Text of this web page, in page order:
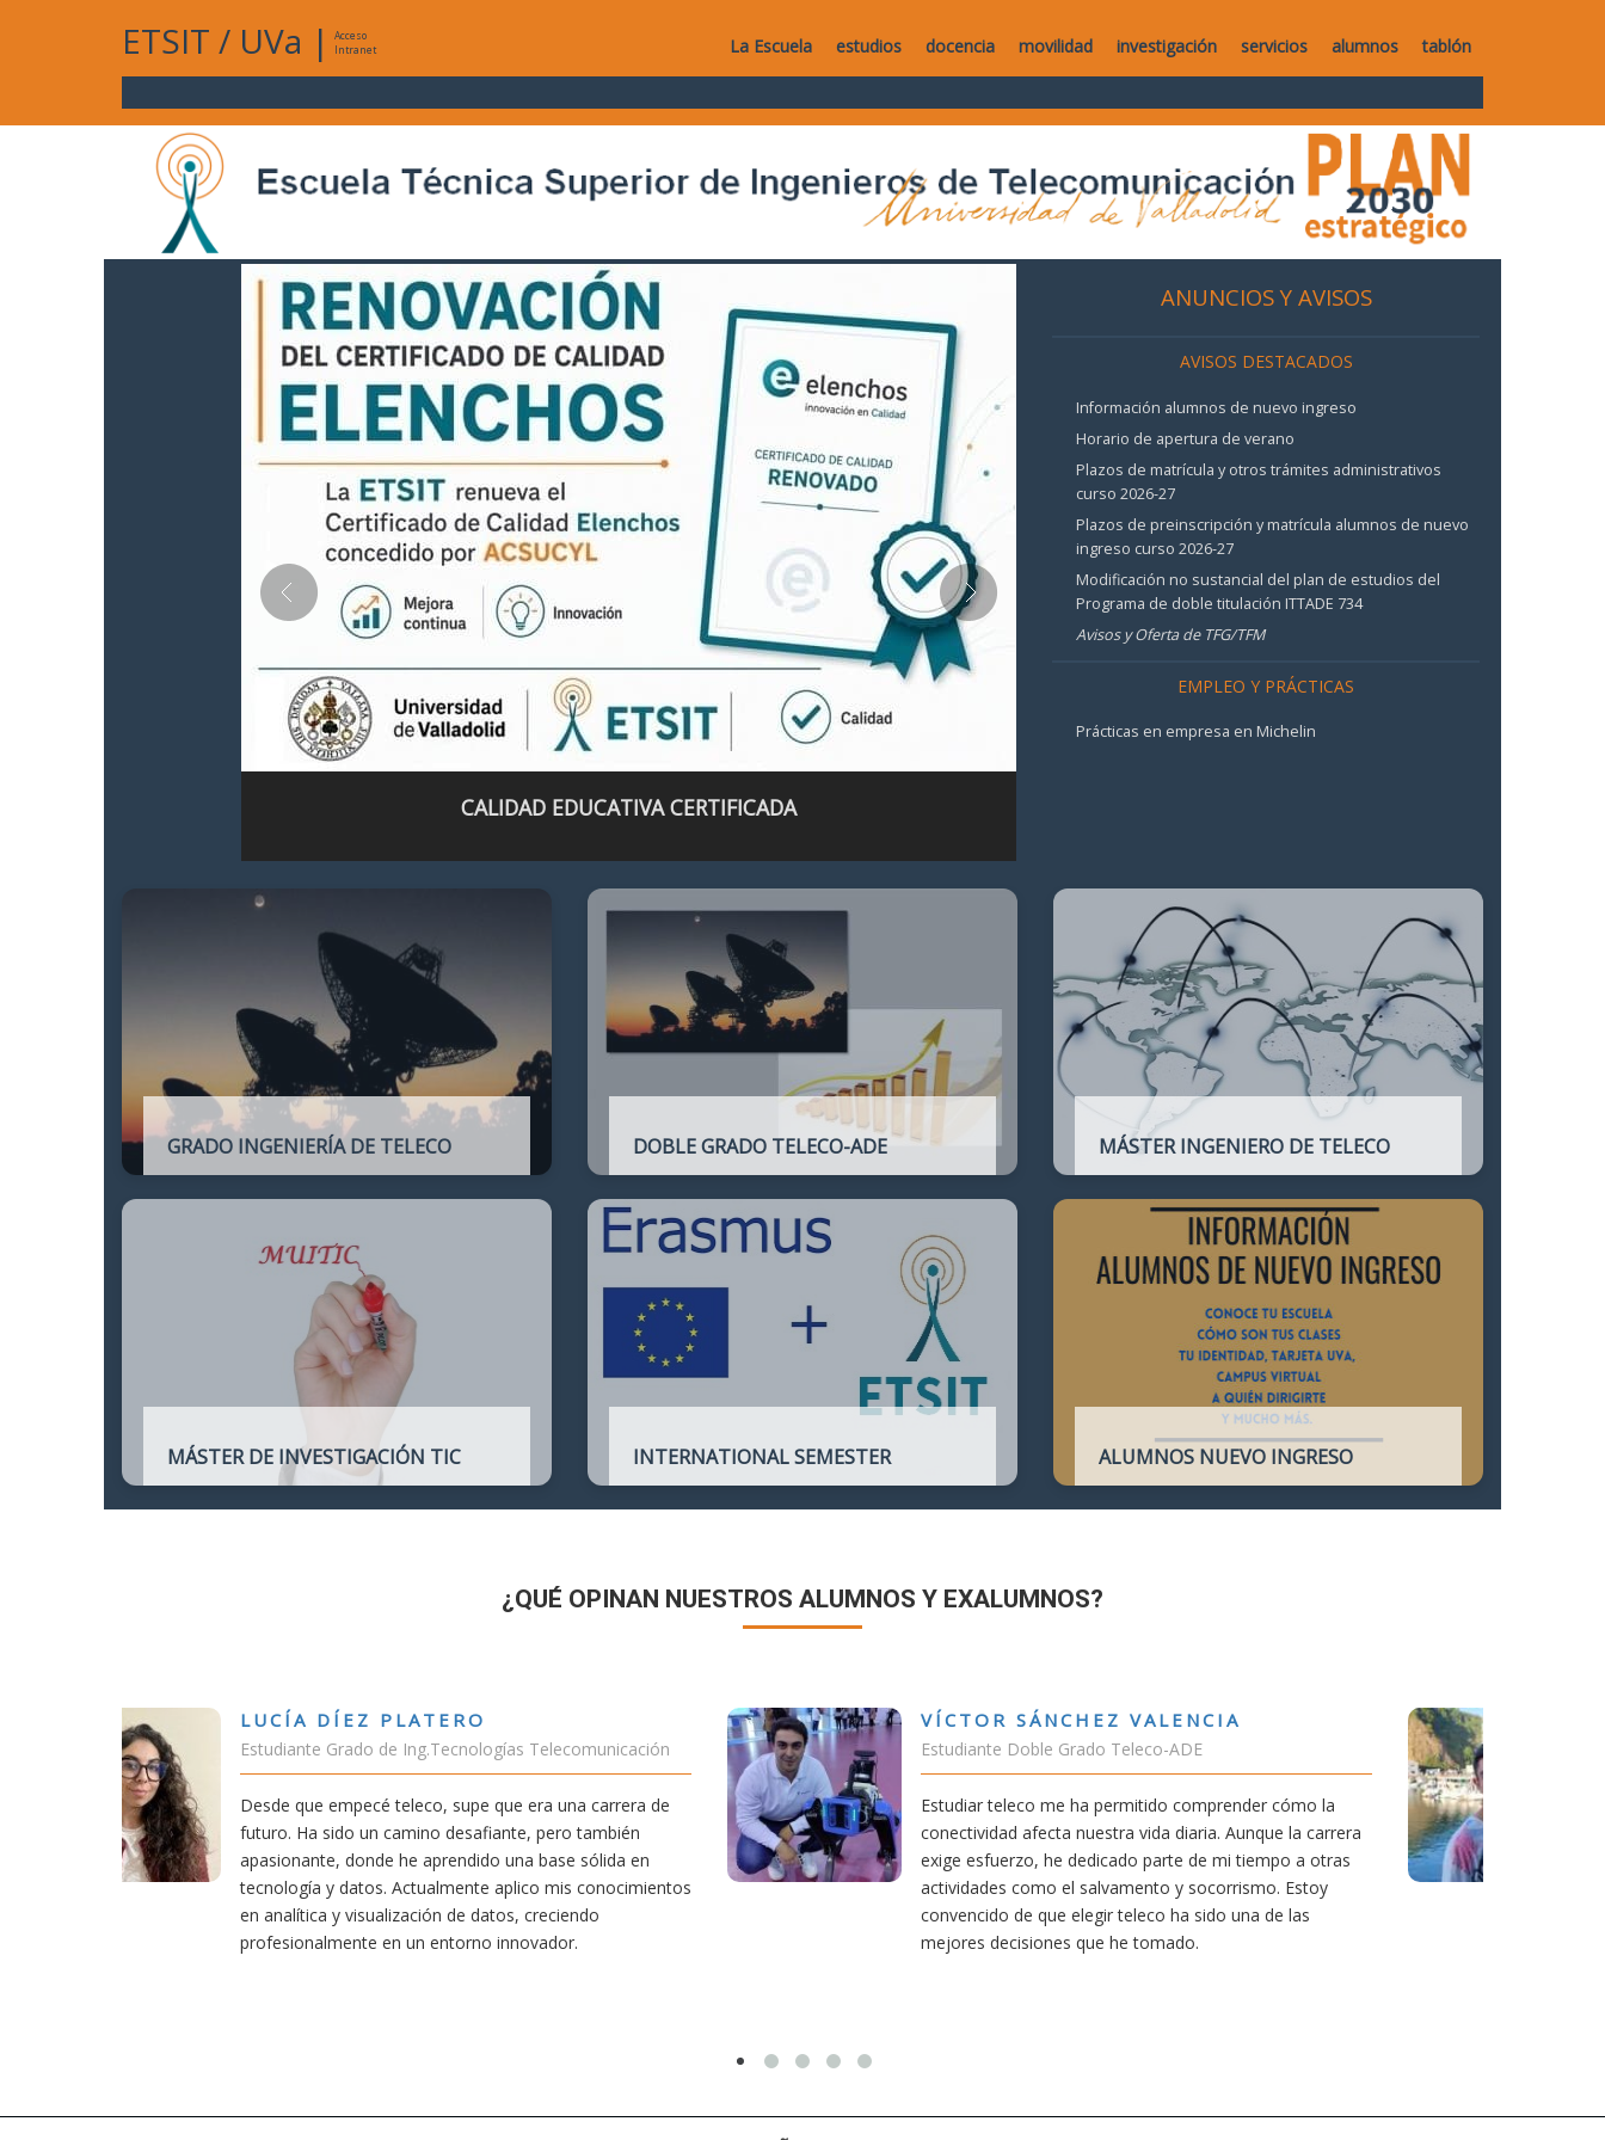
ETSIT / UVa |
Acceso
Intranet
La Escuela estudios docencia movilidad investigación servicios alumnos tablón
CALIDAD EDUCATIVA CERTIFICADA
ANUNCIOS Y AVISOS
AVISOS DESTACADOS
Información alumnos de nuevo ingreso
Horario de apertura de verano
Plazos de matrícula y otros trámites administrativos
curso 2026-27
Plazos de preinscripción y matrícula alumnos de nuevo
ingreso curso 2026-27
Modificación no sustancial del plan de estudios del
Programa de doble titulación ITTADE 734
Avisos y Oferta de TFG/TFM
EMPLEO Y PRÁCTICAS
Prácticas en empresa en Michelin
GRADO INGENIERÍA DE TELECO DOBLE GRADO TELECO-ADE
Ingeniería de Telecomunicación con la de
Administración y Dirección de Empresas
MÁSTER INGENIERO DE TELECO
profesionales del Ingeniero de
Telecomunicación y que habilita para el
ejercicio de la profesión.
MÁSTER DE INVESTIGACIÓN TIC INTERNATIONAL SEMESTER ALUMNOS NUEVO INGRESO
¿QUÉ OPINAN NUESTROS ALUMNOS Y EXALUMNOS?
VÍCTOR SÁNCHEZ VALENCIA
Estudiante Doble Grado Teleco-ADE
Estudiar teleco me ha permitido comprender cómo la
conectividad afecta nuestra vida diaria. Aunque la carrera
exige esfuerzo, he dedicado parte de mi tiempo a otras
actividades como el salvamento y socorrismo. Estoy
convencido de que elegir teleco ha sido una de las
mejores decisiones que he tomado.
RUBÉN URRACA TORICES
Estudiante Grado de Ing.Tecnologías Telecomunicación
En cualquier carrera necesitas una buena motivación. La
mía siempre ha sido poder trabajar en Japón y sin duda la
carrera de teleco me dará la oportunidad para ello.
Aunque al principio parezca duro, uno siempre piensa que
mereció la pena por las múltiples oportunidades que esta
titulación ofrece.